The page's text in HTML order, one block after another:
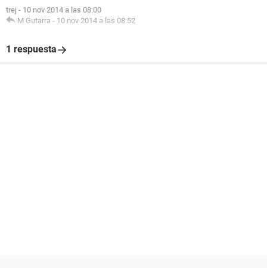
trej - 10 nov 2014 a las 08:00
M Gutarra - 10 nov 2014 a las 08:52
1 respuesta